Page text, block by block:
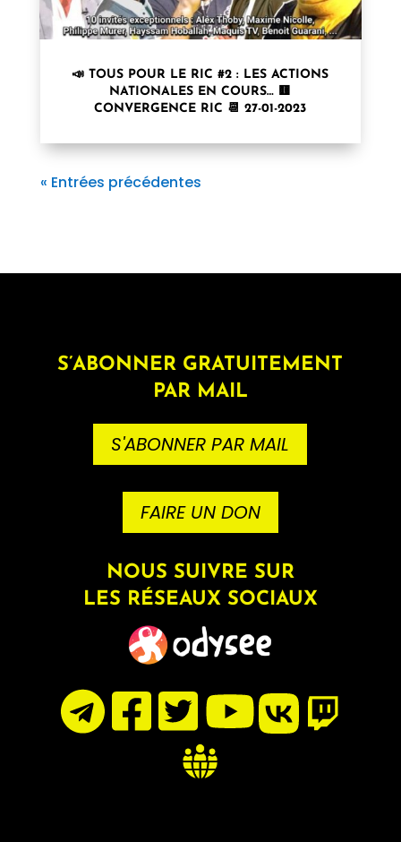
📣 TOUS POUR LE RIC #2 : LES ACTIONS
NATIONALES EN COURS… 🟨
CONVERGENCE RIC 📆 27-01-2023
« Entrées précédentes
S’ABONNER GRATUITEMENT
PAR MAIL
S'ABONNER PAR MAIL
FAIRE UN DON
NOUS SUIVRE SUR
LES RÉSEAUX SOCIAUX